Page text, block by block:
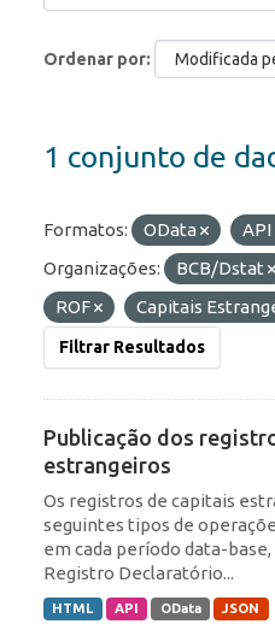
Ordenar por
1 conjunto de
Formatos: OData API
Organizações:
BCB/Dstat
ROF
Capitais
Filtrar Resultados
Publicação dos
estrangeiros
Os registros de capitais
seguintes tipos de
em cada período data-
Registro Declaratório...
HTML API OData JSON